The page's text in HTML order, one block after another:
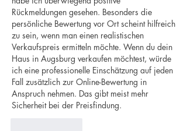
Rückmeldungen gesehen. Besonders die
persönliche Bewertung vor Ort scheint hilfreich
zu sein, wenn man einen realistischen
Verkaufspreis ermitteln möchte. Wenn du dein
Haus in Augsburg verkaufen möchtest, würde
ich eine professionelle Einschätzung auf jeden
Fall zusätzlich zur Online-Bewertung in
Anspruch nehmen. Das gibt meist mehr
Sicherheit bei der Preisfindung.